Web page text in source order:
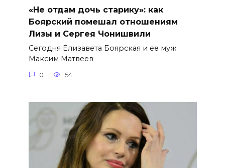
«Не отдам дочь старику»: как
Боярский помешал отношениям
Лизы и Сергея Чонишвили
Сегодня Елизавета Боярская и ее муж
Максим Матвеев
0 54